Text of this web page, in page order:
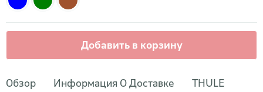
Добавить в корзину
Обзор Информация О Доставке THULE